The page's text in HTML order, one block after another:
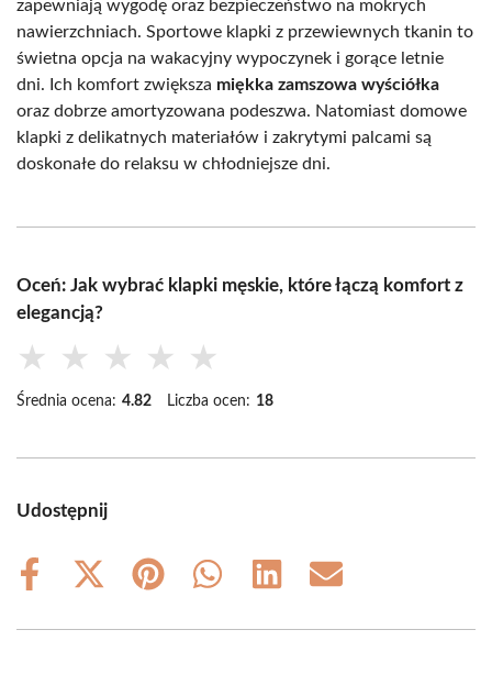
zapewniają wygodę oraz bezpieczeństwo na mokrych
nawierzchniach. Sportowe klapki z przewiewnych tkanin to
świetna opcja na wakacyjny wypoczynek i gorące letnie
dni. Ich komfort zwiększa miękka zamszowa wyściółka
oraz dobrze amortyzowana podeszwa. Natomiast domowe
klapki z delikatnych materiałów i zakrytymi palcami są
doskonałe do relaksu w chłodniejsze dni.
Oceń: Jak wybrać klapki męskie, które łączą komfort z
elegancją?
★ ★ ★ ★ ★
Średnia ocena: 4.82 Liczba ocen: 18
Udostępnij
Share
Share
(Twitter)
Share
Share
Share
Share